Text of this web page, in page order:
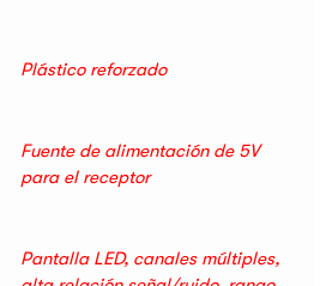
Plástico reforzado
Fuente de alimentación de 5V
para el receptor
Pantalla LED, canales múltiples,